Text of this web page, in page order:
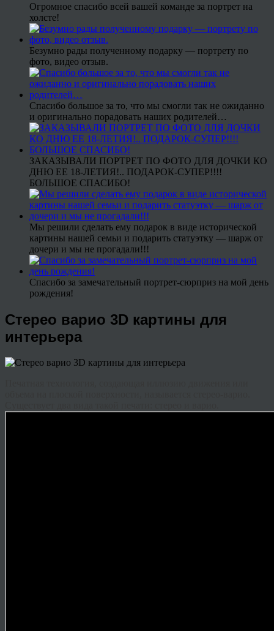
Огромное спасибо всей вашей команде за портрет на
холсте!
Безумно рады полученному подарку — портрету по
фото, видео отзыв.
Спасибо большое за то, что мы смогли так не ожиданно
и оригинально порадовать наших родителей…
ЗАКАЗЫВАЛИ ПОРТРЕТ ПО ФОТО ДЛЯ ДОЧКИ КО
ДНЮ ЕЕ 18-ЛЕТИЯ!.. ПОДАРОК-СУПЕР!!!!
БОЛЬШОЕ СПАСИБО!
Мы решили сделать ему подарок в виде исторической
картины нашей семьи и подарить статуэтку — шарж от
дочери и мы не прогадали!!!
Спасибо за замечательный портрет-сюрприз на мой день
рождения!
Стерео варио 3D картины для
интерьера